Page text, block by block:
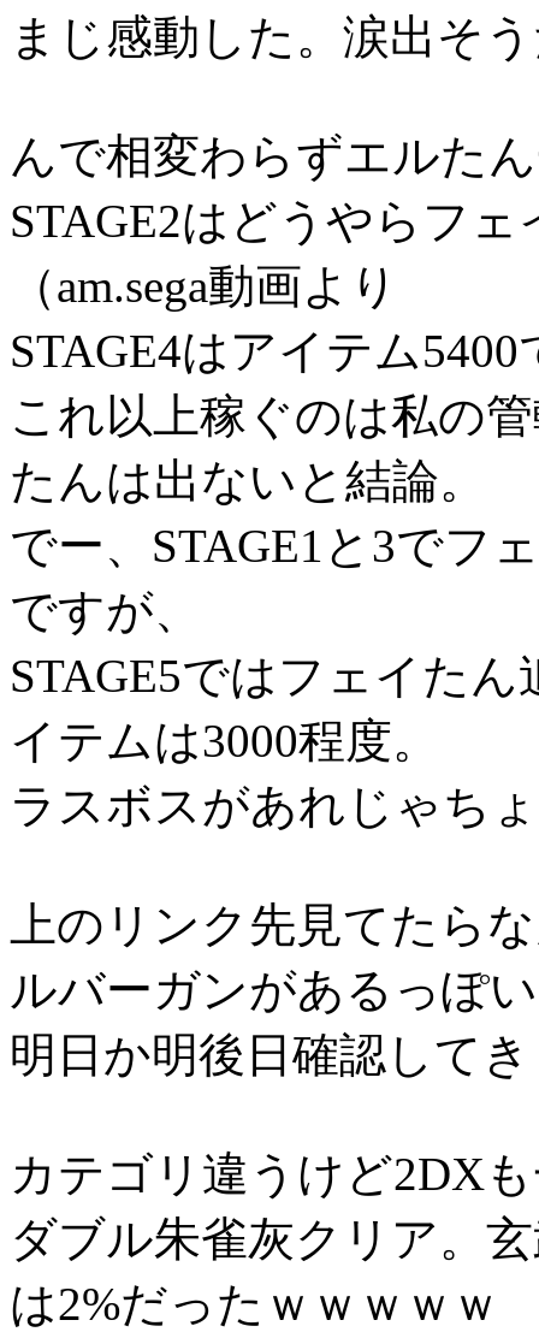
まじ感動した。涙出そ
んで相変わらずエルた
STAGE2はどうやらフ
（am.sega動画より
STAGE4はアイテム
これ以上稼ぐのは私の
たんは出ないと結論。
でー、STAGE1と3でフ
ですが、
STAGE5ではフェイた
イテムは3000程度。
ラスボスがあれじゃち
上のリンク先見てたら
ルバーガンがあるっぽ
明日か明後日確認して
カテゴリ違うけど2DX
ダブル朱雀灰クリア。
は2%だったｗｗｗｗｗ